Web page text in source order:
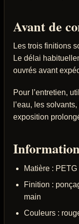
Avant de
Les trois finitions
Le délai
ouvrés avant
Pour l’entretien,
l’eau, les
exposition
Matière : PETG
Finition :
main
Couleurs :